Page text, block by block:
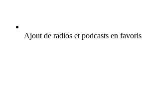
Ajout de radios et podcasts en favoris